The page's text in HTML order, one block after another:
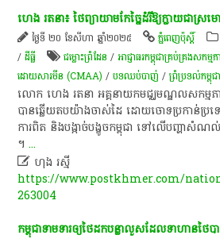
ហេង រតនា​៖ ថៃព្យាយាម​កែច្នៃ​ដំរី​ឱ្យ​ក្លាយជា​​ស្
ថ្ងៃទី ២០ ខែសីហា ឆ្នាំ២០២៥ ភ្នំពេញប៉ុស្តិ៍
/ដីធ្លី ជម្លោះព្រំដែន /អាជ្ញាធរ​កម្ពុជា​គ្រប់គ្រង​សកម្
ដោយសារ​មីន (CMAA) /បទ​ឈប់​បាញ់ /ព្រំប្រទល់កម្ពុជ
លោក​ ហេង​ រតនា​ អគ្គនាយក​មជ្ឈមណ្ឌល​សកម្មភ
បាន​ឆ្លើយ​តប​យ៉ាង​ចាស់ដៃ​ ដោយ​ចោទប្រកាន់​ប្រទ
ការ​ពិត​ និង​បង្កាច់បង្ខូច​កម្ពុជា​ ទៅ​លើ​បញ្ហា​សំណ
។...
 ហុង រស្មី
https://www.postkhmer.com/
263004
កម្ពុជា​ទាមទារ​ឲ្យ​ថៃ​ដក​បន្លាលួសដែល​ទាហាន​ថៃ​